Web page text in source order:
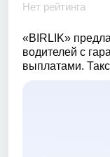
Нет рейтинга
«BIRLIK»
водителей с
выплатами.